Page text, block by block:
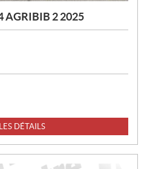
AGRIBIB 2 2025
DÉTAILS